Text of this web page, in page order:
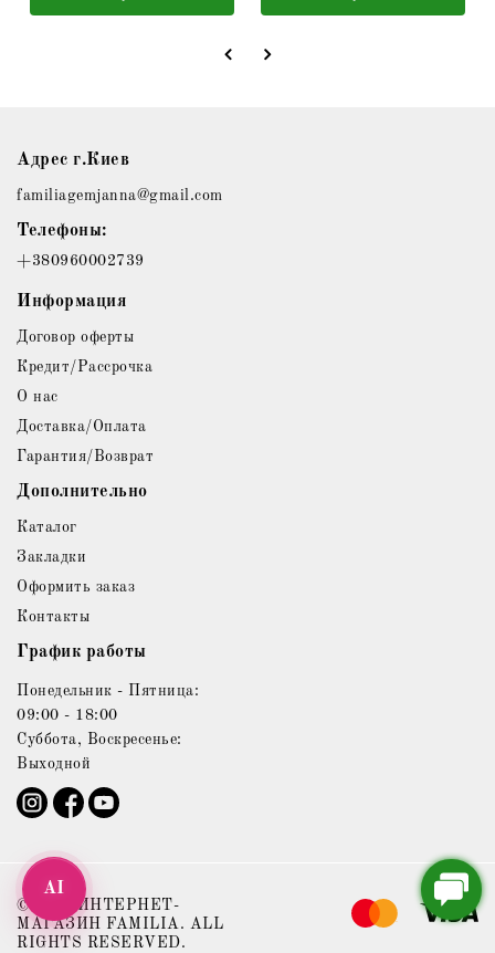
Адрес г.Киев
familiagemjanna@gmail.com
Телефоны:
+380960002739
Информация
Договор оферты
Кредит/Рассрочка
О нас
Доставка/Оплата
Гарантия/Возврат
Дополнительно
Каталог
Закладки
Оформить заказ
Контакты
График работы
Понедельник - Пятница:
09:00 - 18:00
Суббота, Воскресенье:
Выходной
© 2021 ИНТЕРНЕТ-
МАГАЗИН FAMILIA. ALL
RIGHTS RESERVED.
AI